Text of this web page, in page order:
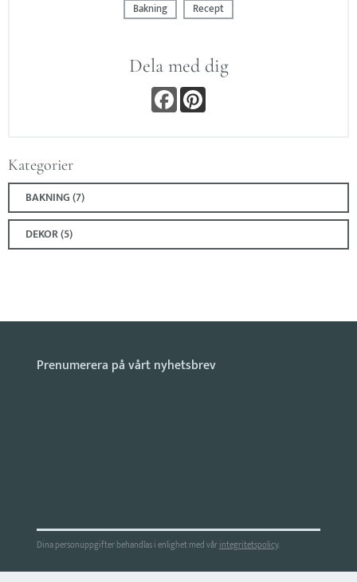
Bakning Recept
Dela med dig
F
a
c
k s
Kategorier
BAKNING (7)
DEKOR (5)
Dina personuppgifter behandlas i enlighet med vårintegritetspolicy.